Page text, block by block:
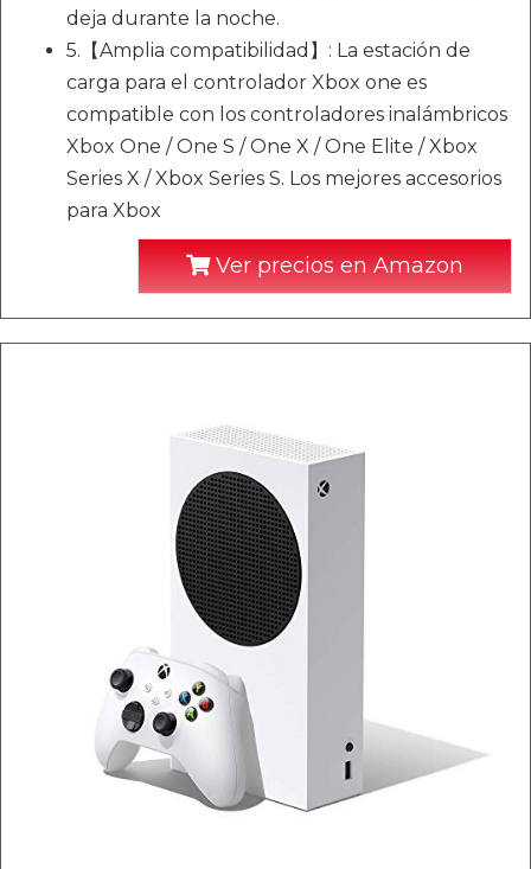
deja durante la noche.
5.【Amplia compatibilidad】: La estación de
carga para el controlador Xbox one es
compatible con los controladores inalámbricos
Xbox One / One S / One X / One Elite / Xbox
Series X / Xbox Series S. Los mejores accesorios
para Xbox
Ver precios en Amazon